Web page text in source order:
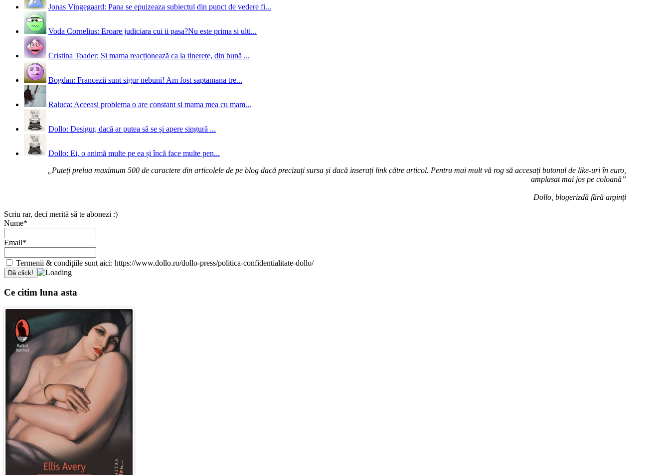
Jonas Vingegaard: Pana se epuizeaza subiectul din punct de vedere fi...
Voda Cornelius: Eroare judiciara cui ii pasa?Nu este prima si ulti...
Cristina Toader: Si mama reacționează ca la tinerețe, din bună ...
Bogdan: Francezii sunt sigur nebuni! Am fost saptamana tre...
Raluca: Aceeasi problema o are constant si mama mea cu mam...
Dollo: Desigur, dacă ar putea să se și apere singură ...
Dollo: Ei, o animă multe pe ea și încă face multe pen...
„Puteți prelua maximum 500 de caractere din articolele de pe blog dacă precizați sursa și dacă inserați link către articol. Pentru mai mult vă rog să accesați butonul de like-uri în euro,
amplasat mai jos pe coloană”
Dollo, blogerizdă fără arginți
Scriu rar, deci merită să te abonezi :)
Nume*
Email*
Termenii & condițiile sunt aici: https://www.dollo.ro/dollo-press/politica-confidentialitate-dollo/
Ce citim luna asta